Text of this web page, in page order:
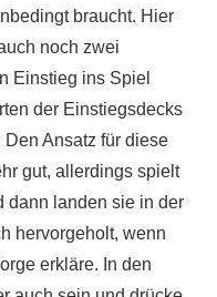
braucht. Hier
noch zwei
Einstieg ins Spiel
der Einstiegsdecks
Ansatz für diese
gut, allerdings spielt
dann landen sie in der
hervorgeholt, wenn
erkläre. In den